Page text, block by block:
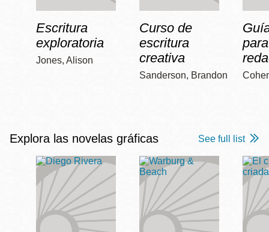
Escritura
exploratoria
Jones, Alison
Curso de
escritura
creativa
Sanderson, Brandon
Explora las novelas gráficas See full list